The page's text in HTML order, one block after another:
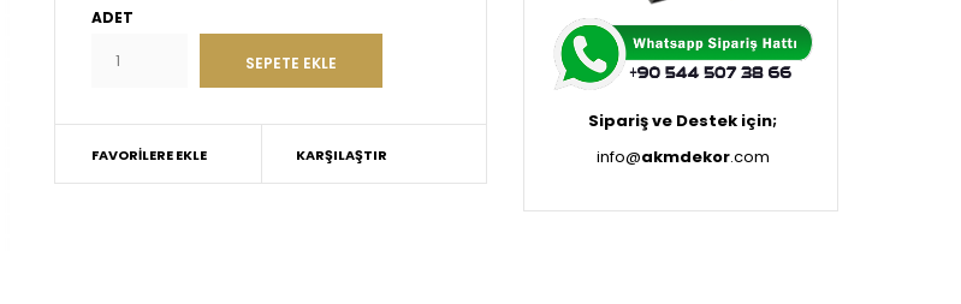
ADET
FAVORILERE EKLE KARŞILAŞTIR
Sipariş ve Destek için;
info@akmdekor.com